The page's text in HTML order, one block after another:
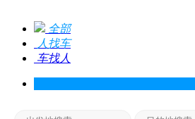
全部
人找车
车找人